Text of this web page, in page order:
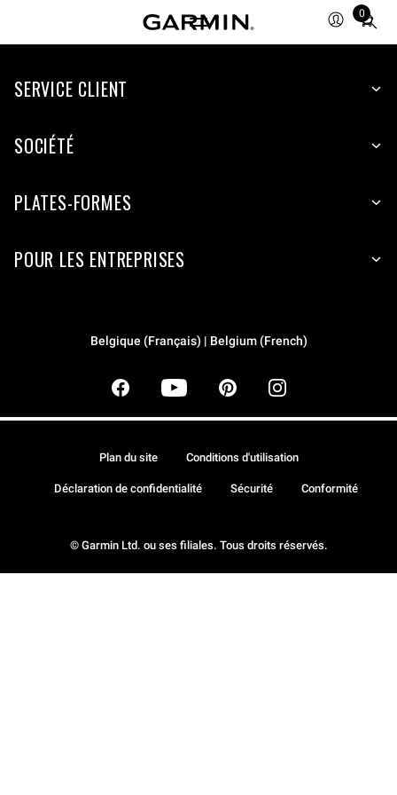
0
Total
items
cart:
SERVICE CLIENT
SOCIÉTÉ
PLATES-FORMES
POUR LES ENTREPRISES
Belgique (Français) | Belgium (French)
© Garmin Ltd. ou ses filiales. Tous droits réservés.
Plan du site Conditions d'utilisation
Déclaration de confidentialité Sécurité Conformité